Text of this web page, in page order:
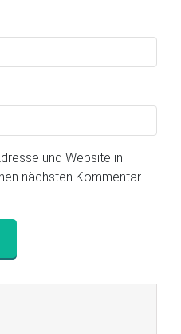
und Website in
nächsten Kommentar